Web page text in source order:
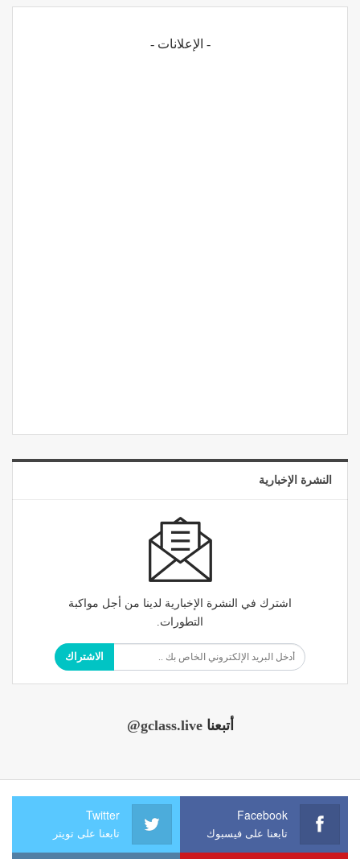
- الإعلانات -
النشرة الإخبارية
اشترك في النشرة الإخبارية لدينا من أجل مواكبة
التطورات.
الاشتراك
أتبعنا@gclass.live
Facebook
تابعنا على فيسبوك
Twitter
تابعنا على تويتر